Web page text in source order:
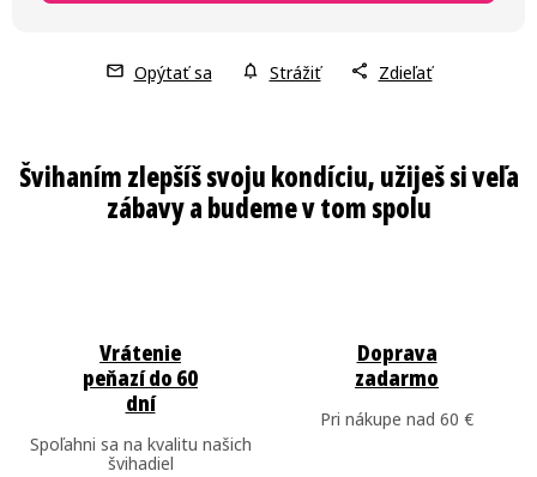
Opýtať sa Strážiť Zdieľať
Vrátenie
peňazí do 60
dní
Spoľahni sa na kvalitu našich
švihadiel
Doprava
zadarmo
Pri nákupe nad 60 €